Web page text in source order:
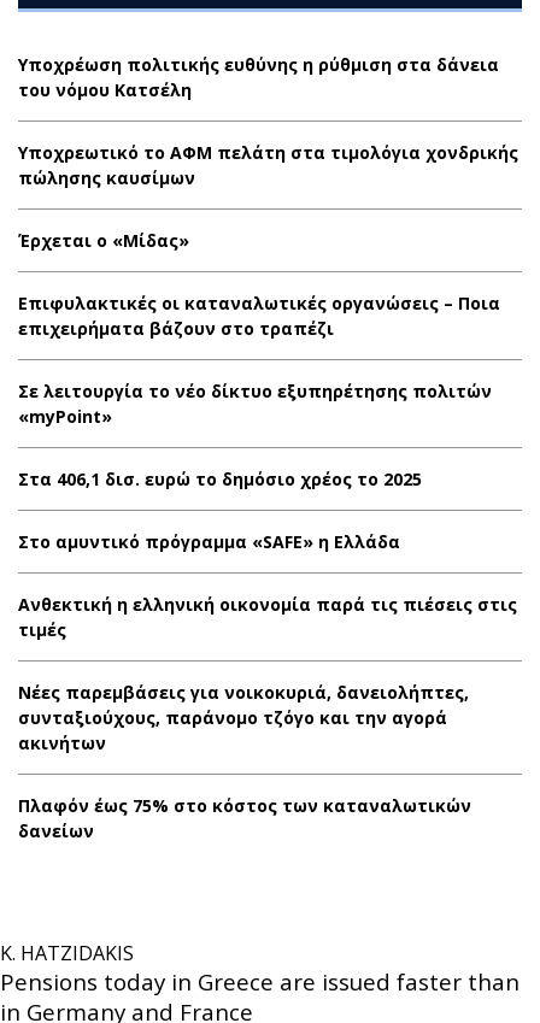
Υποχρέωση πολιτικής ευθύνης η ρύθμιση στα δάνεια
του νόμου Κατσέλη
Υποχρεωτικό το ΑΦΜ πελάτη στα τιμολόγια χονδρικής
πώλησης καυσίμων
Έρχεται ο «Μίδας»
Επιφυλακτικές οι καταναλωτικές οργανώσεις – Ποια
επιχειρήματα βάζουν στο τραπέζι
Σε λειτουργία το νέο δίκτυο εξυπηρέτησης πολιτών
«myPoint»
Στα 406,1 δισ. ευρώ το δημόσιο χρέος το 2025
Στο αμυντικό πρόγραμμα «SAFE» η Ελλάδα
Ανθεκτική η ελληνική οικονομία παρά τις πιέσεις στις
τιμές
Νέες παρεμβάσεις για νοικοκυριά, δανειολήπτες,
συνταξιούχους, παράνομο τζόγο και την αγορά
ακινήτων
Πλαφόν έως 75% στο κόστος των καταναλωτικών
δανείων
K. HATZIDAKIS
Pensions today in Greece are issued faster than
in Germany and France